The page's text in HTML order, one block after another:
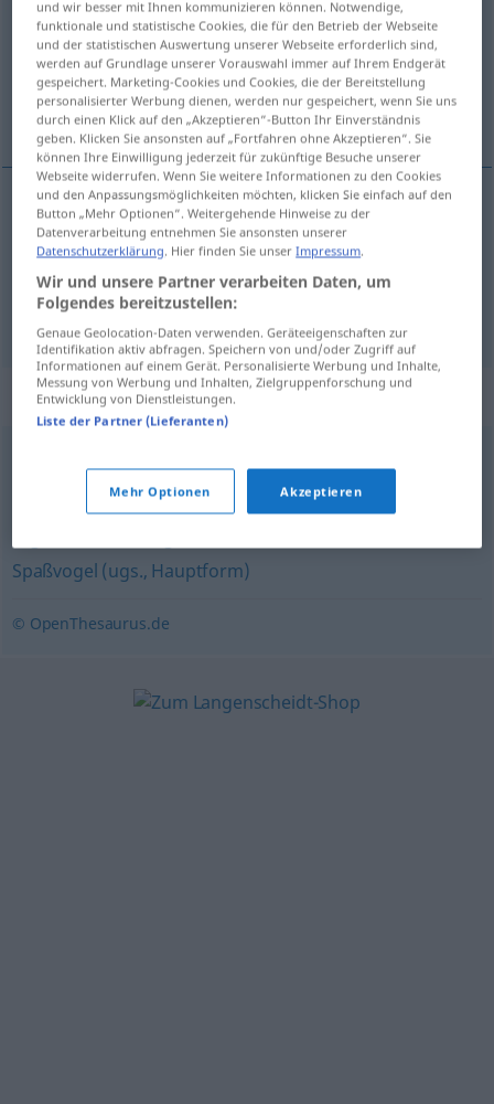
Übersicht aller Übersetzungen
(Für mehr Details die Übersetzung anklicken/antippen)
pícaro, travieso
pícarom Schalk
traviesom Schalk
Synonyme für "Schalk"
,Narr,Clown,Kasper,Scherzkeks (ugs.)
Schelm ,Faxenmacher (ugs.),Spaßmacher
Spaßvogel (ugs., Hauptform)
© OpenThesaurus.de
und wir besser mit Ihnen kommunizieren können. Notwendige,
funktionale und statistische Cookies, die für den Betrieb der Webseite
und der statistischen Auswertung unserer Webseite erforderlich sind,
werden auf Grundlage unserer Vorauswahl immer auf Ihrem Endgerät
gespeichert. Marketing-Cookies und Cookies, die der Bereitstellung
personalisierter Werbung dienen, werden nur gespeichert, wenn Sie uns
durch einen Klick auf den „Akzeptieren“-Button Ihr Einverständnis
geben. Klicken Sie ansonsten auf „Fortfahren ohne Akzeptieren“. Sie
können Ihre Einwilligung jederzeit für zukünftige Besuche unserer
Webseite widerrufen. Wenn Sie weitere Informationen zu den Cookies
und den Anpassungsmöglichkeiten möchten, klicken Sie einfach auf den
Button „Mehr Optionen“. Weitergehende Hinweise zu der
Datenverarbeitung entnehmen Sie ansonsten unserer
Datenschutzerklärung . Hier finden Sie unserImpressum
Wir und unsere Partner verarbeiten Daten, um
Folgendes bereitzustellen:
Genaue Geolocation-Daten verwenden. Geräteeigenschaften zur
Identifikation aktiv abfragen. Speichern von und/oder Zugriff auf
Informationen auf einem Gerät. Personalisierte Werbung und Inhalte,
Messung von Werbung und Inhalten, Zielgruppenforschung und
Entwicklung von Dienstleistungen.
Liste der Partner (Lieferanten)
Mehr Optionen Akzeptieren